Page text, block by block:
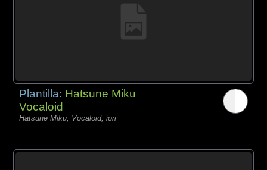
Plantilla: Hatsune Miku
Vocaloid
Hatsune Miku, Vocaloid, iori